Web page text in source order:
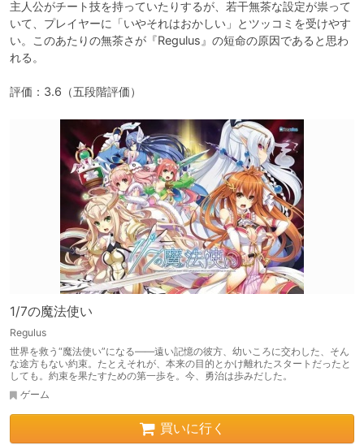
主人公がチート技を持っていたりするが、若干無茶な設定が祟って
いて、プレイヤーに「いやそれはおかしい」とツッコミを受けやす
い。このあたりの無茶さが『Regulus』の短命の原因であると思わ
れる。
1/7の魔法使い
Regulus
世界を救う“魔法使い”になる――遠い記憶の彼方、幼いころに交わした、そん
な途方もない約束。たとえそれが、本来の目的とかけ離れたスタートだったと
しても。約束を果たすための第一歩を。今、勇治は歩みだした。
ゲーム
買いに行く